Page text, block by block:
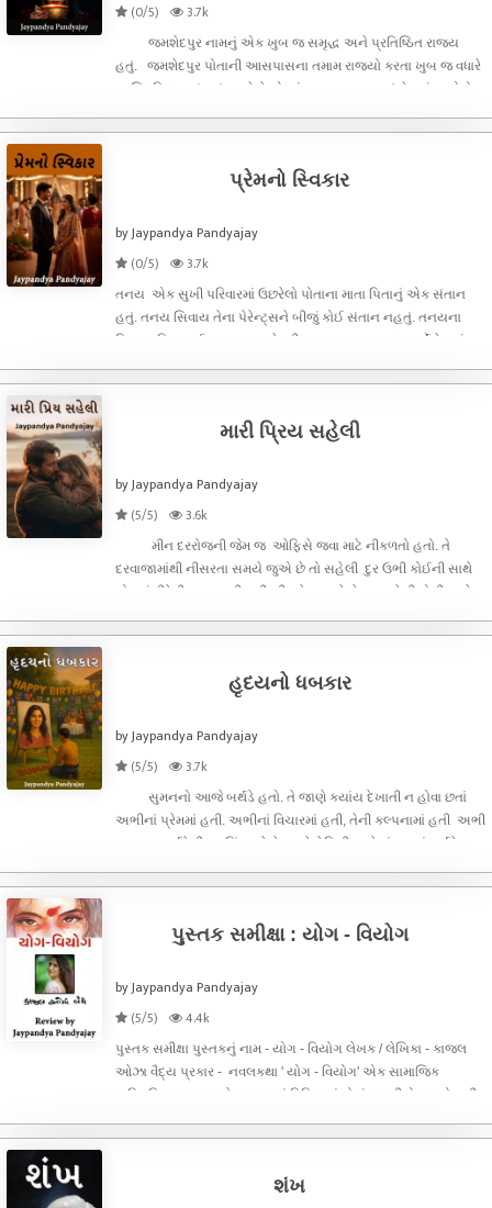
(0/5)
3.7k
જમશેદપુર નામનું એક ખુબ જ સમૃદ્ધ અને પ્રતિષ્ઠિત રાજ્ય
હતું. જમશેદપુર પોતાની આસપાસના તમામ રાજ્યો કરતા ખુબ જ વધારે
પ્રસિદ્ધિ ધરાવતું હતું. અને તે એટલું સમૃદ્ધ રાજ્ય હતું કે ત્યાંના લોકો
પ્રેમનો સ્વિકાર
by Jaypandya Pandyajay
(0/5)
3.7k
તનય એક સુખી પરિવારમાં ઉછરેલો પોતાના માતા પિતાનું એક સંતાન
હતું. તનય સિવાય તેના પેરેન્ટ્સને બીજું કોઈ સંતાન નહતું. તનયના
પિતા અનિલભાઈ ભાવનગર શહેરની ખ્યાત નામ શામળદાસ ર્કોલેજમાં
અને તેના મમ્મી ભવ્ય
મારી પ્રિય સહેલી
by Jaypandya Pandyajay
(5/5)
3.6k
મીન દરરોજની જેમ જ ઓફિસે જવા માટે નીકળતો હતો. તે
દરવાજામાંથી નીસરતા સમયે જુએ છે તો સહેલી દુર ઉભી કોઈની સાથે
ફોનમાં ધીરેથી વાત કરતી હતી. મીનને થાય છે કે આ સહેલી કોની સાથે
થઈ જાય
હૃદયનો ધબકાર
by Jaypandya Pandyajay
(5/5)
3.7k
સુમનનો આજે બર્થડે હતો. તે જાણે ક્યાંય દેખાતી ન હોવા છતાં
અભીનાં પ્રેમમાં હતી. અભીનાં વિચારમાં હતી, તેની કલ્પનામાં હતી અભી
સુમનના બર્થડેની પ્લાનિંગ કરે છે. અને ફેમિલી સાથે બંગલામાં બર્થડે
પુસ્તક સમીક્ષા : યોગ - વિયોગ
by Jaypandya Pandyajay
(5/5)
4.4k
પુસ્તક સમીક્ષા પુસ્તકનું નામ - યોગ - વિયોગ લેખક / લેખિકા - કાજલ
ઓઝા વૈદ્ય પ્રકાર - નવલકથા ' યોગ - વિયોગ' એક સામાજિક
પારિવારિક નવલકથા છે. સમાજમાં વિવિધ કુટુંબોમાં બનતી રોજ બરોજની
શકે તેન
શંખ